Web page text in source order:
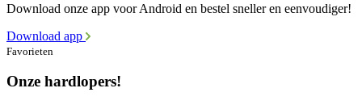
Download onze app voor Android en bestel sneller en eenvoudiger!
Download app
Favorieten
Onze hardlopers!